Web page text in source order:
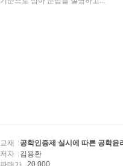
교재
공학인증제 실시에 따른 공학윤
저자
김용환
20,000